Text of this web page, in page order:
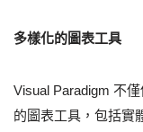
多樣化的圖表工具
Visual Paradigm 不
的圖表工具，包括實